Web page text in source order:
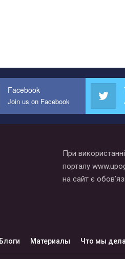
Facebook
Join us on Facebook
При використанні
порталу
на сайт є
Блоги Материалы Что мы